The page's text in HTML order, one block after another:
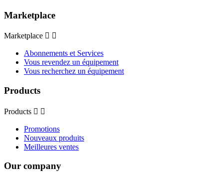
Marketplace
Marketplace  
Abonnements et Services
Vous revendez un équipement
Vous recherchez un équipement
Products
Products  
Promotions
Nouveaux produits
Meilleures ventes
Our company